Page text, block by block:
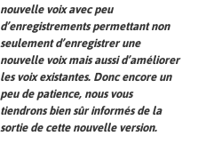
nouvelle voix avec peu
d’enregistrements permettant non
seulement d’enregistrer une
nouvelle voix mais aussi d’améliorer
les voix existantes. Donc encore un
peu de patience, nous vous
tiendrons bien sûr informés de la
sortie de cette nouvelle version.